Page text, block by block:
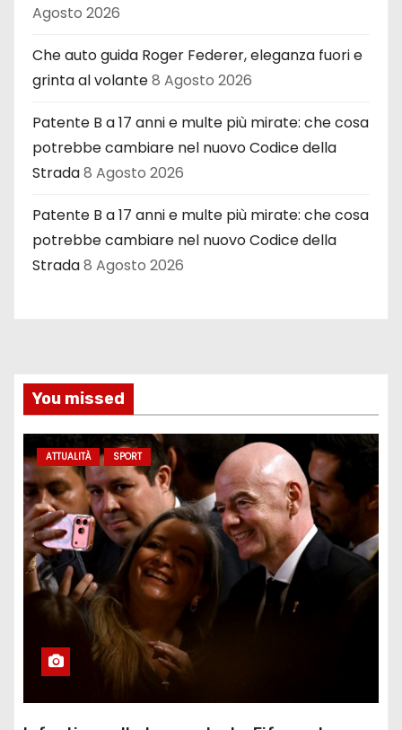
Agosto 2026
Che auto guida Roger Federer, eleganza fuori e
grinta al volante8 Agosto 2026
Patente B a 17 anni e multe più mirate: che cosa
potrebbe cambiare nel nuovo Codice della
Strada8 Agosto 2026
Patente B a 17 anni e multe più mirate: che cosa
potrebbe cambiare nel nuovo Codice della
Strada8 Agosto 2026
You missed
ATTUALITÀ SPORT